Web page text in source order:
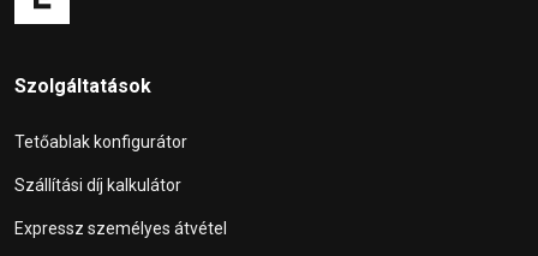
Szolgáltatások
Tetőablak konfigurátor
Szállítási díj kalkulátor
Expressz személyes átvétel